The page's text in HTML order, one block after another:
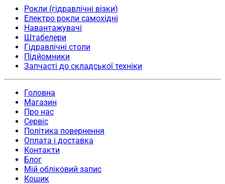
Рокли (гідравлічні візки)
Електро рокли самохідні
Навантажувачі
Штабелери
Гідравлічні столи
Підйомники
Запчасті до складської техніки
Головна
Магазин
Про нас
Сервіс
Політика повернення
Оплата і доставка
Контакти
Блог
Мій обліковий запис
Кошик